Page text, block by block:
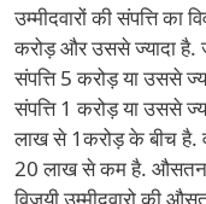
उम्मीदवारों की संपत्ति
करोड़ और उससे ज्यादा है.
संपत्ति 5 करोड़ या उससे
संपत्ति 1 करोड़ या उससे
लाख से 1करोड़ के बीच है.
20 लाख से कम है. औसतन